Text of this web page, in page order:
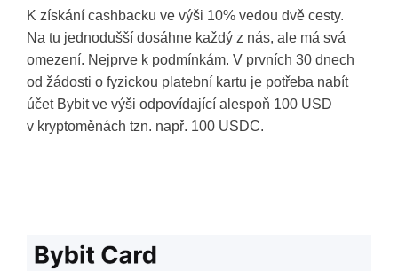
K získání cashbacku ve výši 10% vedou dvě cesty.
Na tu jednodušší dosáhne každý z nás, ale má svá
omezení. Nejprve k podmínkám. V prvních 30 dnech
od žádosti o fyzickou platební kartu je potřeba nabít
účet Bybit ve výši odpovídající alespoň 100 USD
v kryptoměnách tzn. např. 100 USDC.